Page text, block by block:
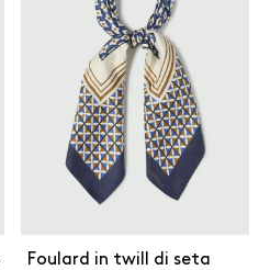
Consegnato con confezione
personalizzata Dimensioni: 90
Foulard in twill di seta